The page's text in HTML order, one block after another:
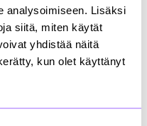
analysoimiseen. Lisäksi
siitä, miten käytät
yhdistää näitä
kun olet käyttänyt
Rakli ry